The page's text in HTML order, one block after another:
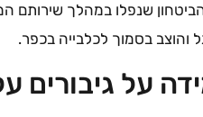
הביטחון שנפלו במהלך שירותם
והוצב בסמוך לכלבייה בכפר.
על גיבורים